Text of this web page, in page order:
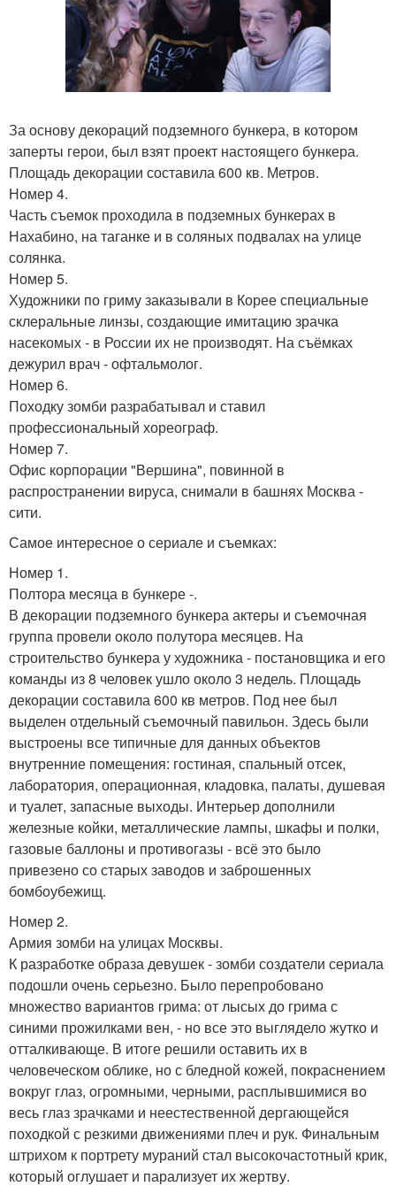
За основу декораций подземного бункера, в котором
заперты герои, был взят проект настоящего бункера.
Площадь декорации составила 600 кв. Метров.
Номер 4.
Часть съемок проходила в подземных бункерах в
Нахабино, на таганке и в соляных подвалах на улице
солянка.
Номер 5.
Художники по гриму заказывали в Корее специальные
склеральные линзы, создающие имитацию зрачка
насекомых - в России их не производят. На съёмках
дежурил врач - офтальмолог.
Номер 6.
Походку зомби разрабатывал и ставил
профессиональный хореограф.
Номер 7.
Офис корпорации "Вершина", повинной в
распространении вируса, снимали в башнях Москва -
сити.
Самое интересное о сериале и съемках:
Номер 1.
Полтора месяца в бункере -.
В декорации подземного бункера актеры и съемочная
группа провели около полутора месяцев. На
строительство бункера у художника - постановщика и его
команды из 8 человек ушло около 3 недель. Площадь
декорации составила 600 кв метров. Под нее был
выделен отдельный съемочный павильон. Здесь были
выстроены все типичные для данных объектов
внутренние помещения: гостиная, спальный отсек,
лаборатория, операционная, кладовка, палаты, душевая
и туалет, запасные выходы. Интерьер дополнили
железные койки, металлические лампы, шкафы и полки,
газовые баллоны и противогазы - всё это было
привезено со старых заводов и заброшенных
бомбоубежищ.
Номер 2.
Армия зомби на улицах Москвы.
К разработке образа девушек - зомби создатели сериала
подошли очень серьезно. Было перепробовано
множество вариантов грима: от лысых до грима с
синими прожилками вен, - но все это выглядело жутко и
отталкивающе. В итоге решили оставить их в
человеческом облике, но с бледной кожей, покраснением
вокруг глаз, огромными, черными, расплывшимися во
весь глаз зрачками и неестественной дергающейся
походкой с резкими движениями плеч и рук. Финальным
штрихом к портрету мураний стал высокочастотный крик,
который оглушает и парализует их жертву.